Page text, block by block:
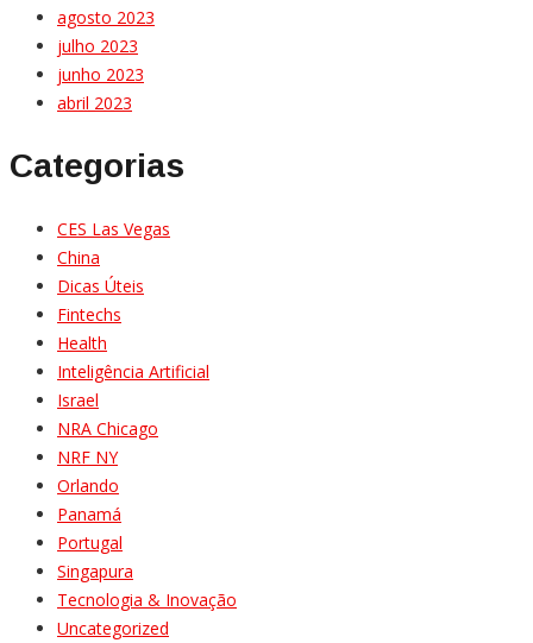
agosto 2023
julho 2023
junho 2023
abril 2023
Categorias
CES Las Vegas
China
Dicas Úteis
Fintechs
Health
Inteligência Artificial
Israel
NRA Chicago
NRF NY
Orlando
Panamá
Portugal
Singapura
Tecnologia & Inovação
Uncategorized